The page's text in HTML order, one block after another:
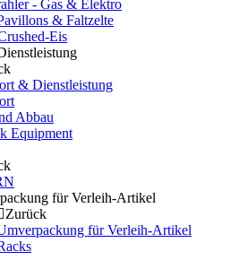
- Gas & Elektro
& Faltzelte
Eis
& Dienstleistung
Abbau
Equipment
für Verleih-Artikel
Zurück
für Verleih-Artikel